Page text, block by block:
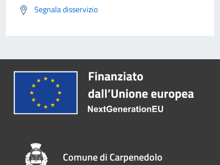
Segnala disservizio
Comune di Carpenedolo